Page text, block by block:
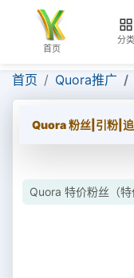
首页
分类
首页 Quora推广
Quora 粉丝|引粉|
Quora 特价粉丝（特